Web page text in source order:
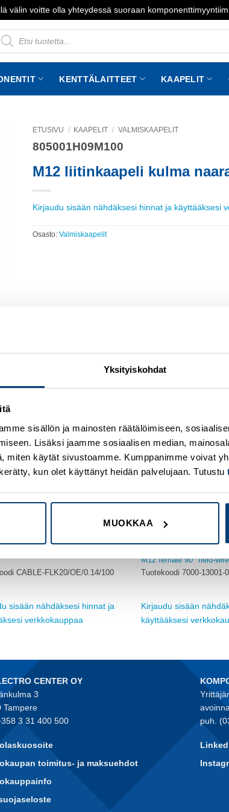
Yksityiskohdat
sisällön ja mainosten räätälöimiseen,
Lisäksi jaamme sosiaalisen median,
miten käytät sivustoamme. Kumppanimme voivat
kun olet käyttänyt heidän palvelujaan. Tutustu
MUOKKAA
välin voitte olla yhteydessä suoraan
KENTTÄLAITTEET KAAPELIT
ETUSIVU / KAAPELIT / VALMISKAAPELIT
805001H09M100
M12 liitinkaapeli kulma
Kirjaudu sisään nähdäksesi hinnat ja käyttääksesi
Osasto: Valmiskaapelit
wishlist
CABLE-FLK20/OE/0.14/100
sisään nähdäksesi hinnat ja
verkkokauppaa
M12 female 90° field-
Tuotekoodi 7000-13001-
Kirjaudu sisään
käyttääksesi
CENTER OY
3
Tampere
3 31 400 500
toimitus- ja maksuehdot
puh.